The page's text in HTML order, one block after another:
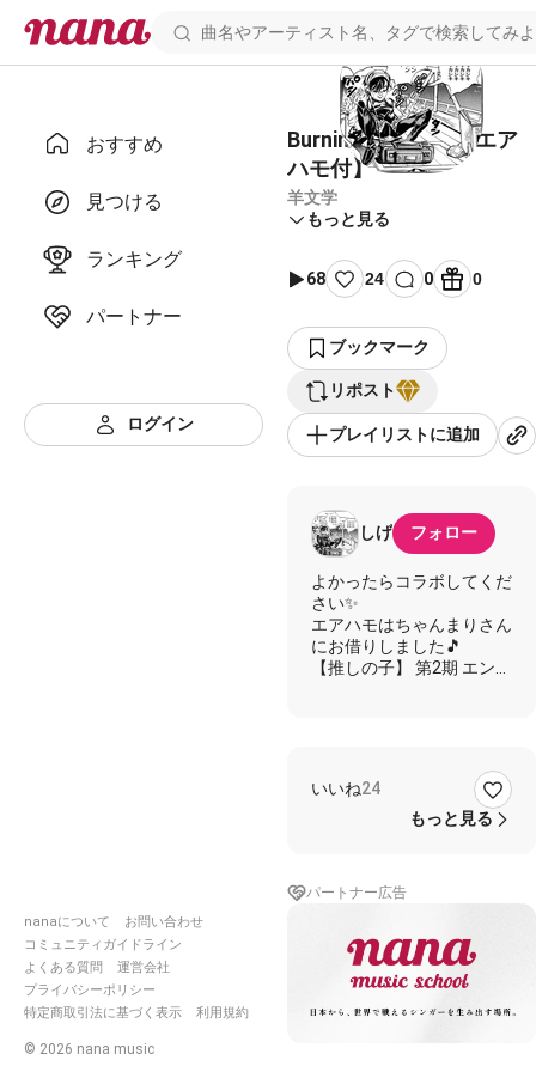
おすすめ
見つける
ランキング
パートナー
ログイン
nanaについて
お問い合わせ
コミュニティガイドライン
よくある質問
運営会社
プライバシーポリシー
特定商取引法に基づく表示
利用規約
© 2026 nana music
Burning コラボ用【エア
ハモ付】
羊文学
もっと見る
68 24 0 0
ブックマーク
リポスト
プレイリストに追加
しげ フォロー
よかったらコラボしてくだ
さい✨
エアハモはちゃんまりさん
にお借りしました🎵
【推しの子】 第2期 エンデ
✨一緒に
★都合いい理想ばっか並べ
誰を許せないの？
★愛したいものから壊して
☆失う前に手放してしまえ
ばいいと思っていた
✨But I’m crying 今眩し
いいね24
もっと見る
パートナー広告